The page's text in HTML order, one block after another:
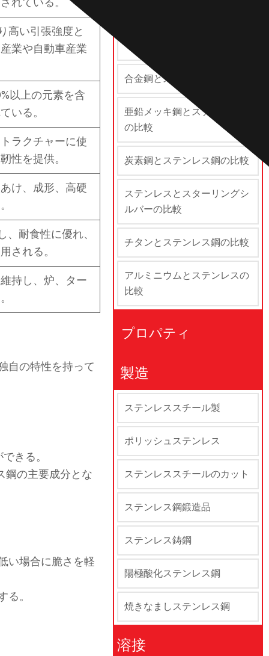
高い引張強度と
業や自動車産業
以上の元素を含
いる。
ラクチャーに使
性を提供。
け、成形、高硬
耐食性に優れ、
される。
持し、炉、ター
自の特性を持って
きる。
鋼の主要成分とな
い場合に脆さを軽
。
ール
合金鋼とステンレス鋼の比較
亜鉛メッキ鋼とステンレス鋼
の比較
炭素鋼とステンレス鋼の比較
ステンレスとスターリングシ
ルバーの比較
チタンとステンレス鋼の比較
アルミニウムとステンレスの
比較
プロパティ
製造
ステンレススチール製
ポリッシュステンレス
ステンレススチールのカット
ステンレス鋼鍛造品
ステンレス鋳鋼
陽極酸化ステンレス鋼
焼きなましステンレス鋼
溶接